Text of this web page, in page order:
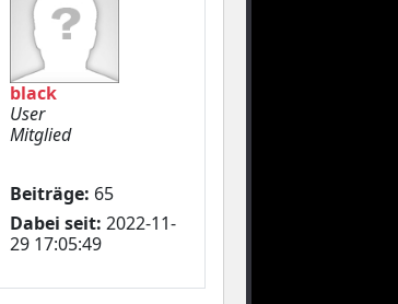
black
User
Mitglied
Beiträge: 65
Dabei seit: 2022-11-
29 17:05:49